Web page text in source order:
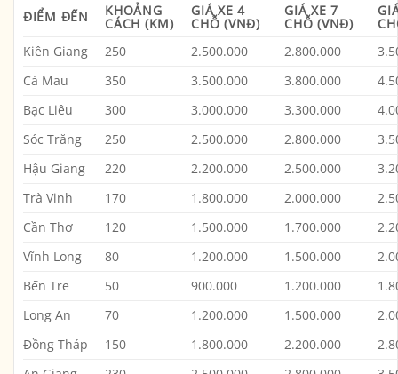
ĐIỂM ĐẾN KHOẢNG
CÁCH (KM)
GIÁ XE 4
CHỖ (VNĐ)
GIÁ XE 7
CHỖ (VNĐ)
Kiên Giang
250 2.500.000 2.800.000
Cà Mau
350 3.500.000 3.800.000
Bạc Liêu
300 3.000.000 3.300.000
Sóc Trăng
250 2.500.000 2.800.000
Hậu Giang
220 2.200.000 2.500.000
Trà Vinh
170 1.800.000 2.000.000
Cần Thơ
120 1.500.000 1.700.000
Vĩnh Long
80 1.200.000 1.500.000
Bến Tre
50 900.000 1.200.000
Long An
70 1.200.000 1.500.000
Đồng Tháp
150 1.800.000 2.200.000